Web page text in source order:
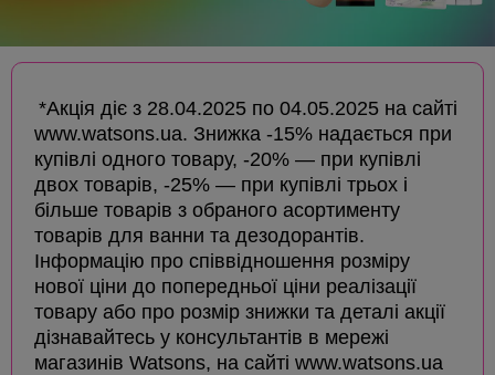
*Акція діє з 28.04.2025 по 04.05.2025 на сайті
www.watsons.ua. Знижка -15% надається при
купівлі одного товару, -20% — при купівлі
двох товарів, -25% — при купівлі трьох і
більше товарів з обраного асортименту
товарів для ванни та дезодорантів.
Інформацію про співвідношення розміру
нової ціни до попередньої ціни реалізації
товару або про розмір знижки та деталі акції
дізнавайтесь у консультантів в мережі
магазинів Watsons, на сайті www.watsons.ua